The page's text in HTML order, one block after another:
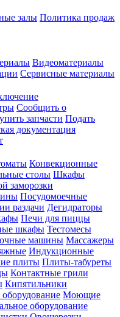
залы Политика продаж
Видеоматериалы
Сервисные материалы
Сообщить о
запчасти Подать
документация
Конвекционные
столы Шкафы
заморозки
Посудомоечные
раздачи Дегидраторы
Печи для пиццы
шкафы Тестомесы
машины Массажеры
Индукционные
плиты Плиты-табуреты
Контактные грили
Кипятильники
Моющие
оборудование